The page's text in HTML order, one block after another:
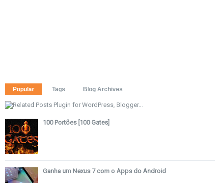
Popular Tags Blog Archives
100 Portões [100 Gates]
Ganha um Nexus 7 com o Apps do Android